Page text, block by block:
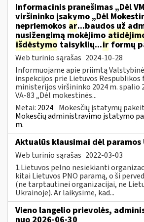
Informacinis pranešimas „Dėl
viršininko įsakymo „Dėl
nepriemokos ar...baudos už
nusižengimą mokėjimo
išdėstymo taisyklių...irformų
Web turinio sąrašas 2024-10-28
Informuojame apie priimtą
inspekcijos prie Lietuvos Respublikos
ministerijos viršininko 2024 m. spalio
VA-83 „Dėl mokestinės...
Metai: 2024 Mokesčių įstatymų
Mokesčių administravimo įstatymo
m.
Aktualūs klausimai dėl paramos
Web turinio sąrašas 2022-03-03
1.Lietuvos pelno nesiekianti
kitai Lietuvos PNO paramą, o ši
(ne tarptautinei organizacijai, ne
Ukrainoje). Ar laikysime, kad...
Vieno langelio prievolės,
nuo 2026-06-30